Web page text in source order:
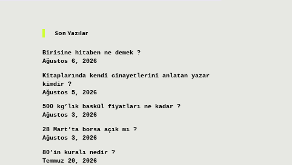
Son Yazılar
Birisine hitaben ne demek ?
Ağustos 6, 2026
Kitaplarında kendi cinayetlerini anlatan yazar
kimdir ?
Ağustos 5, 2026
500 kg’lık baskül fiyatları ne kadar ?
Ağustos 3, 2026
28 Mart’ta borsa açık mı ?
Ağustos 3, 2026
80’in kuralı nedir ?
Temmuz 20, 2026